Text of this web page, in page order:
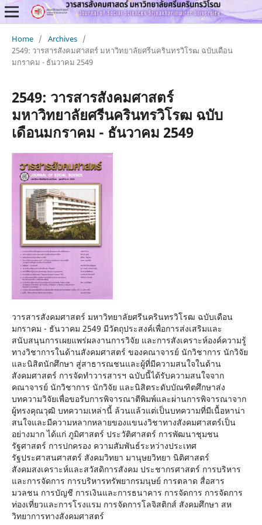
Home / Archives /
2549: วารสารสังคมศาสตร์ มหาวิทยาลัยศรีนครินทรวิโรฒ ฉบับเดือน
มกราคม - ธันวาคม 2549
2549: วารสารสังคมศาสตร์
มหาวิทยาลัยศรีนครินทรวิโรฒ ฉบับ
เดือนมกราคม - ธันวาคม 2549
วารสารสังคมศาสตร์ มหาวิทยาลัยศรีนครินทรวิโรฒ ฉบับเดือน
มกราคม - ธันวาคม 2549 มีวัตถุประสงค์เพื่อการส่งเสริมและ
สนับสนุนการเผยแพร่ผลงานการวิจัย และการสังเคราะห์องค์ความรู้
ทางวิชาการในด้านสังคมศาสตร์ ของคณาจารย์ นักวิชาการ นักวิจัย
และนิสิตนักศึกษา สู่สาธารณชนและผู้ที่มีความสนใจในด้าน
สังคมศาสตร์ การจัดทําวารสารฯ ฉบับนี้ได้รับความสนใจจาก
คณาจารย์ นักวิชาการ นักวิจัย และนิสิตระดับบัณฑิตศึกษาส่ง
บทความวิจัยเพื่อขอรับการพิจารณาตีพิมพ์และผ่านการพิจารณาจาก
ผู้ทรงคุณวุฒิ บทความเหล่านี้ ล้วนแล้วแต่เป็นบทความที่มีเนื้อหาน่า
สนใจและมีความหลากหลายของแขนงวิชาทางสังคมศาสตร์เป็น
อย่างมาก ได้แก่ ภูมิศาสตร์ ประวัติศาสตร์ การพัฒนาชุมชน
รัฐศาสตร์ การปกครอง ความสัมพันธ์ระหว่างประเทศ
รัฐประศาสนศาสตร์ สังคมวิทยา มานุษยวิทยา นิติศาสตร์
สังคมสงเคราะห์และสวัสดิการสังคม ประชากรศาสตร์ การบริหาร
และการจัดการ การบริหารทรัพยากรมนุษย์ การตลาด สื่อสาร
มวลชน การบัญชี การเงินและการธนาคาร การจัดการ การจัดการ
ท่องเที่ยวและการโรงแรม การจัดการโลจิสติกส์ สังคมศึกษา สห
วิทยาการทางสังคมศาสตร์